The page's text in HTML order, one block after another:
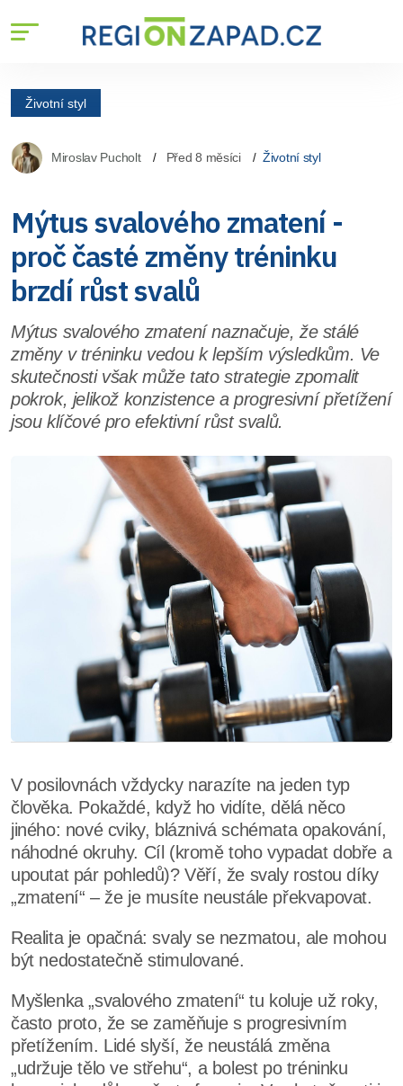
Životní styl
Miroslav Pucholt Před 8 měsíci Životní styl
Mýtus svalového zmatení -
proč časté změny tréninku
brzdí růst svalů
Mýtus svalového zmatení naznačuje, že stálé
změny v tréninku vedou k lepším výsledkům. Ve
skutečnosti však může tato strategie zpomalit
pokrok, jelikož konzistence a progresivní přetížení
jsou klíčové pro efektivní růst svalů.
V posilovnách vždycky narazíte na jeden typ
člověka. Pokaždé, když ho vidíte, dělá něco
jiného: nové cviky, bláznivá schémata opakování,
náhodné okruhy. Cíl (kromě toho vypadat dobře a
upoutat pár pohledů)? Věří, že svaly rostou díky
„zmatení“ – že je musíte neustále překvapovat.
Realita je opačná: svaly se nezmatou, ale mohou
být nedostatečně stimulované.
Myšlenka „svalového zmatení“ tu koluje už roky,
často proto, že se zaměňuje s progresivním
přetížením. Lidé slyší, že neustálá změna
„udržuje tělo ve střehu“, a bolest po tréninku